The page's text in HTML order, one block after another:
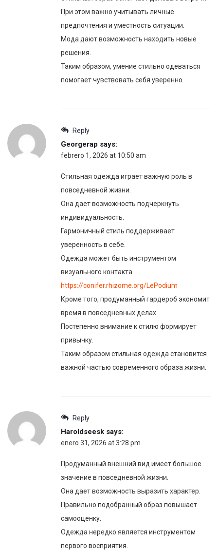
При этом важно учитывать личные
предпочтения и уместность ситуации.
Мода дают возможность находить новые
решения.
Таким образом, умение стильно одеваться
помогает чувствовать себя уверенно.
Reply
Georgerap says:
febrero 1, 2026 at 10:50 am
Стильная одежда играет важную роль в
повседневной жизни.
Она дает возможность подчеркнуть
индивидуальность.
Гармоничный стиль поддерживает
уверенность в себе.
Одежда может быть инструментом
визуального контакта.
https://conifer.rhizome.org/LePodium
Кроме того, продуманный гардероб экономит
время в повседневных делах.
Постепенно внимание к стилю формирует
привычку.
Таким образом стильная одежда становится
важной частью современного образа жизни.
Reply
Haroldseesk says:
enero 31, 2026 at 3:28 pm
Продуманный внешний вид имеет большое
значение в повседневной жизни.
Она дает возможность выразить характер.
Правильно подобранный образ повышает
самооценку.
Одежда нередко является инструментом
первого восприятия.